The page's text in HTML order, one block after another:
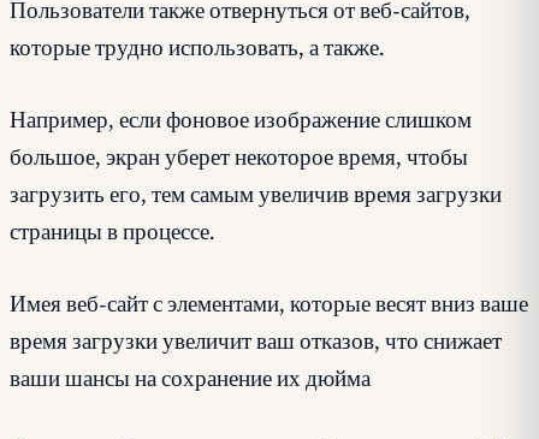
Пользователи также отвернуться от веб-сайтов,
которые трудно использовать, а также.
Например, если фоновое изображение слишком
большое, экран уберет некоторое время, чтобы
загрузить его, тем самым увеличив время загрузки
страницы в процессе.
Имея веб-сайт с элементами, которые весят вниз ваше
время загрузки увеличит ваш отказов, что снижает
ваши шансы на сохранение их дюйма